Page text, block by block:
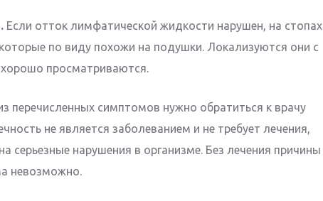
Если отток лимфатической жидкости нарушен, на стопах
по виду похожи на подушки. Локализуются они с
просматриваются.
перечисленных симптомов нужно обратиться к врачу
не является заболеванием и не требует лечения,
серьезные нарушения в организме. Без лечения причины
невозможно.